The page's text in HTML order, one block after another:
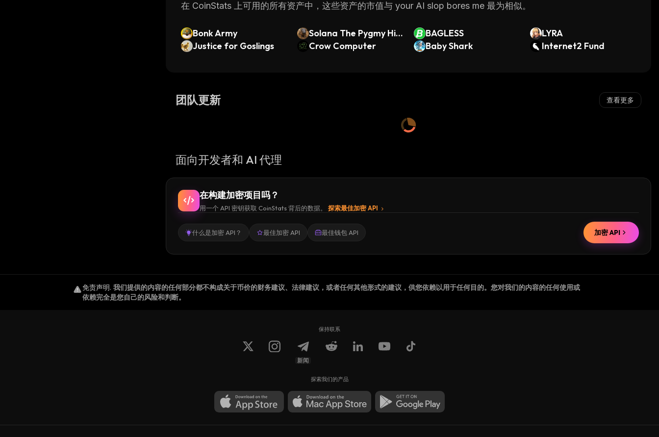
在 CoinStats 上可用的所有资产中，这些资产的市值与 your AI slop bores me 最为相似。
Bonk Army
Solana The Pygmy Hip
po
BAGLESS
LYRA
Justice for Goslings
Crow Computer Baby Shark Internet2 Fund
团队更新 查看更多
面向开发者和 AI 代理
在构建加密项目吗？
用一个 API 密钥获取 CoinStats 背后的数据。 探索最佳加密 API
什么是加密 API？ 最佳加密 API 最佳钱包 API 加密 API
免责声明. 我们提供的内容的任何部分都不构成关于币价的财务建议、法律建议，或者任何其他形式的建议，供您依赖以用于任何目的。您对我们的内容的任何使用或
依赖完全是您自己的风险和判断。
保持联系
新闻
探索我们的产品